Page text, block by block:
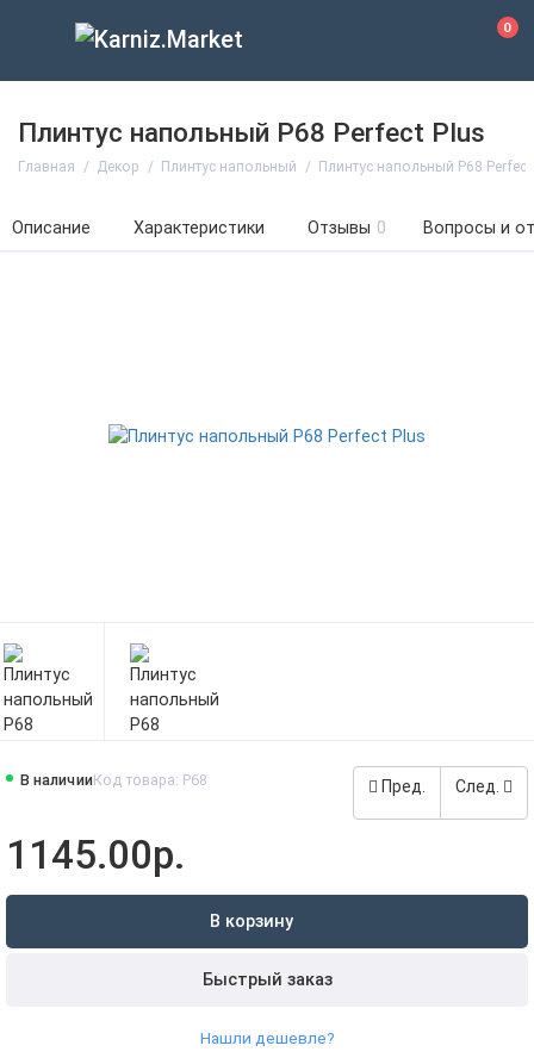
0
Плинтус напольный P68 Perfect Plus
Главная Декор Плинтус напольный Плинтус напольный P68
Описание Характеристики Отзывы 0 Вопросы и
Пред. След.
В наличииКод товара: Р68
1145.00р.
В корзину
Быстрый заказ
Нашли дешевле?